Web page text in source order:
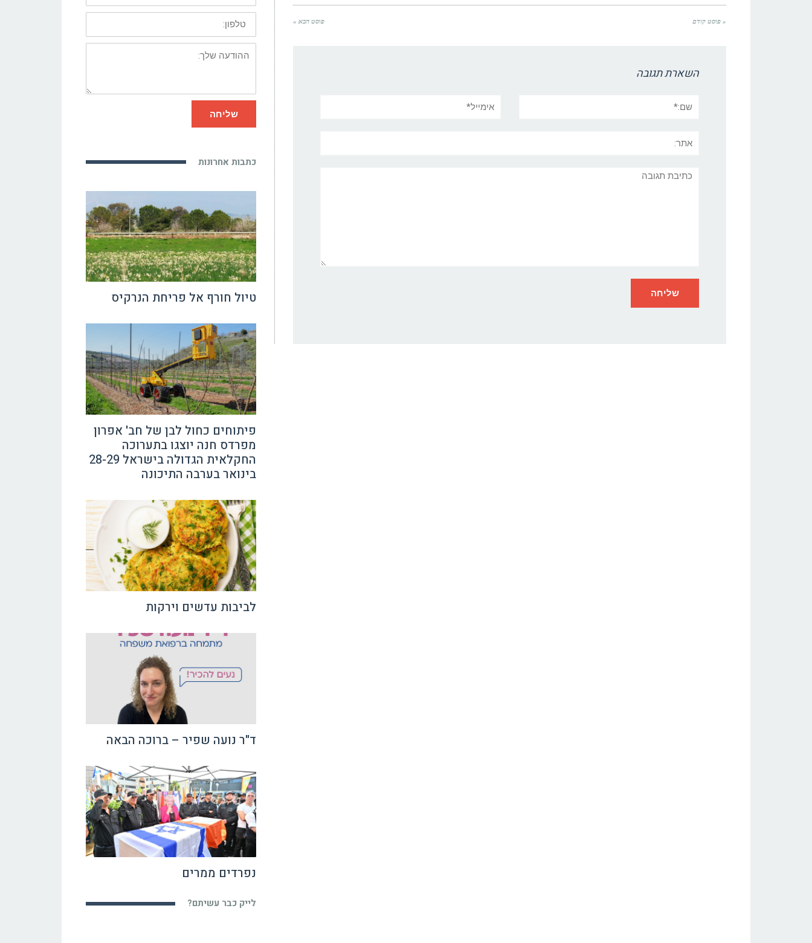
« פוסט קודם פוסט הבא »
השארת תגובה
טלפון:
ההודעה
שלך:
שליחה
כתבות אחרונות
טיול חורף אל פריחת הנרקיס
פיתוחים כחול לבן של חב' אפרון
מפרדס חנה יוצגו בתערוכה
החקלאית הגדולה בישראל 28-29
בינואר בערבה התיכונה
לביבות עדשים וירקות
ד"ר נועה שפיר – ברוכה הבאה
נפרדים ממרים
לייק כבר עשיתם?